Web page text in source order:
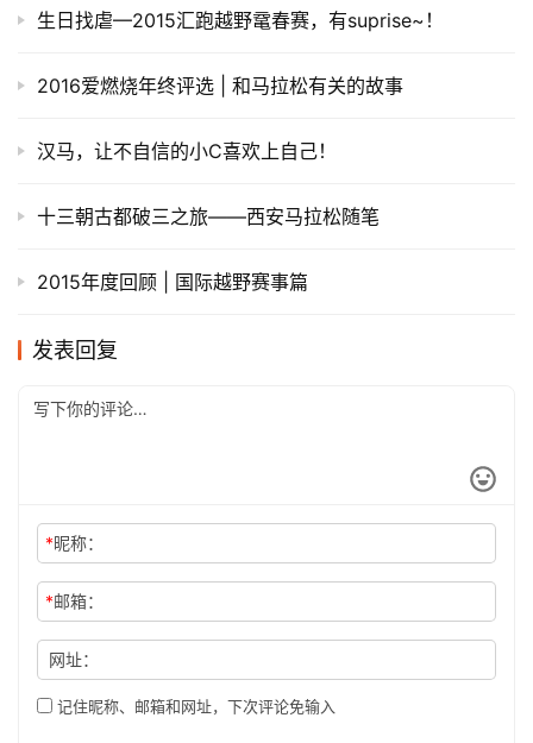
生日找虐—2015汇跑越野鼋春赛，有suprise~！
2016爱燃烧年终评选 | 和马拉松有关的故事
汉马，让不自信的小C喜欢上自己！
十三朝古都破三之旅——西安马拉松随笔
2015年度回顾 | 国际越野赛事篇
发表回复
*昵称：
*邮箱：
网址：
记住昵称、邮箱和网址，下次评论免输入